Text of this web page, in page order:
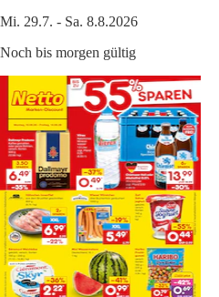
Mi. 29.7. - Sa. 8.8.2026
Noch bis morgen gültig